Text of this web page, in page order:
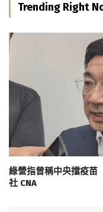
Trending Right
綠營指曾稱中央擋疫
社 CNA